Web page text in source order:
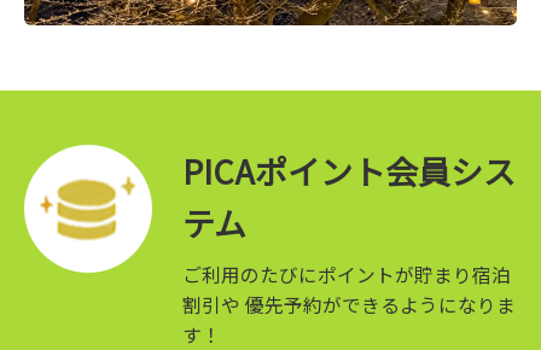
PICAポイント会員シス
テム
ご利用のたびにポイントが貯まり宿泊
割引や 優先予約ができるようになりま
す！